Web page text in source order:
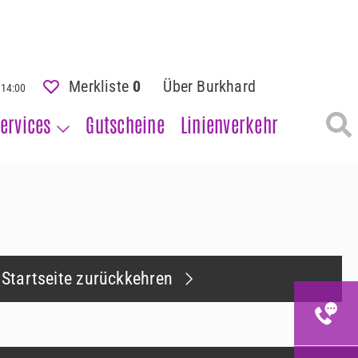
Gutscheine Linienverkehr
Über Burkhard
Merkliste 0
zurückkehren